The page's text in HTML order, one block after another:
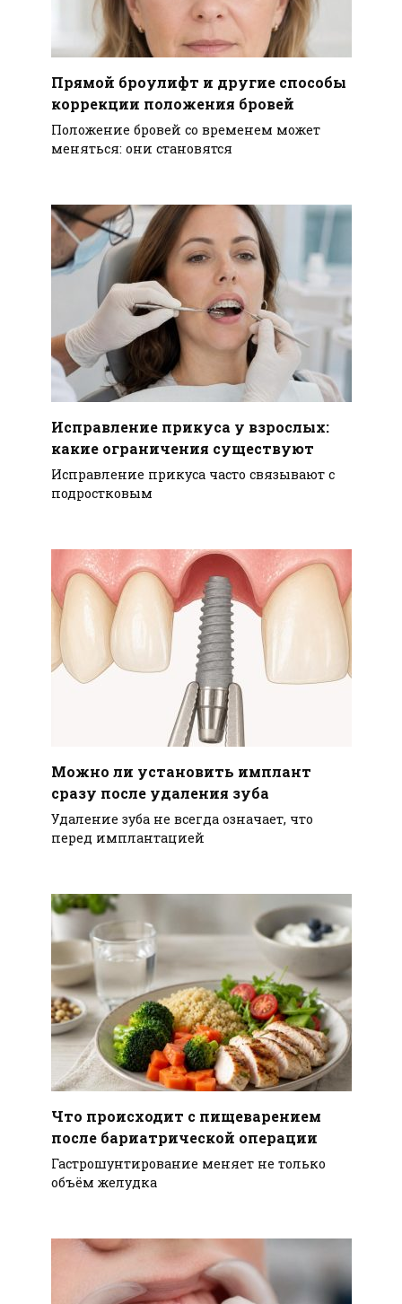
Прямой броулифт и другие способы
коррекции положения бровей
Положение бровей со временем может
меняться: они становятся
Исправление прикуса у взрослых:
какие ограничения существуют
Исправление прикуса часто связывают с
подростковым
Можно ли установить имплант
сразу после удаления зуба
Удаление зуба не всегда означает, что
перед имплантацией
Что происходит с пищеварением
после бариатрической операции
Гастрошунтирование меняет не только
объём желудка